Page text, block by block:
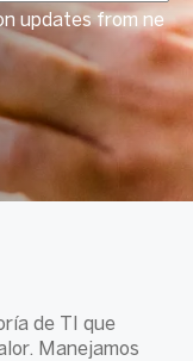
updates from ne
de TI que
Manejamos